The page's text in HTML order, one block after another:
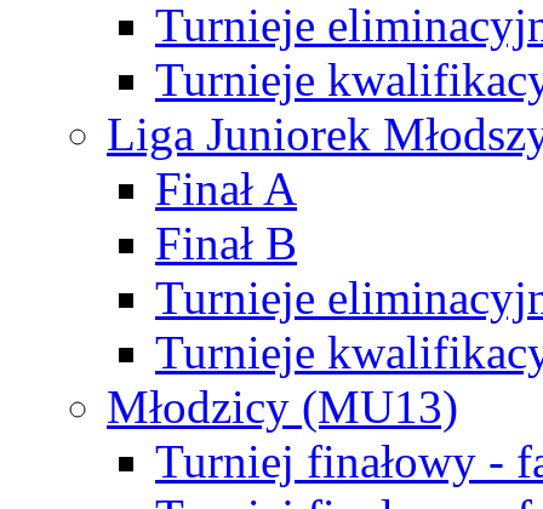
Turnieje
Turnieje
Liga Juniorek
Finał A
Finał B
Turnieje
Turnieje
Młodzicy (MU13)
Turniej finałowy -